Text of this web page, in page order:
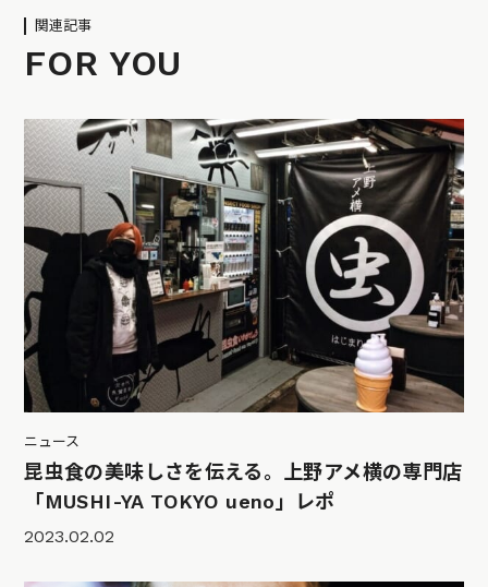
関連記事
FOR YOU
ニュース
昆虫食の美味しさを伝える。上野アメ横の専門店
「MUSHI-YA TOKYO ueno」レポ
2023.02.02